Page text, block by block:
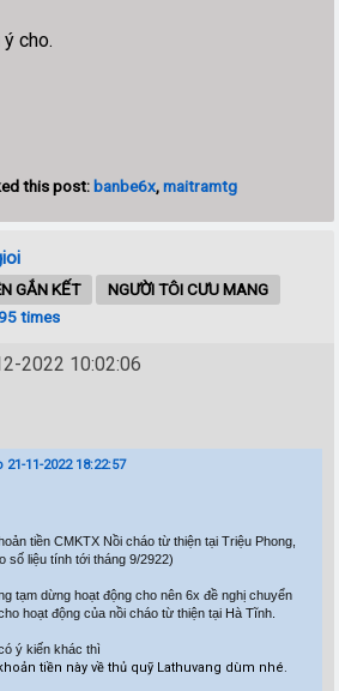
cho.
this post: banbe6x,maitramtg
GẮN KẾT
NGƯỜI TÔI CƯU MANG
times
2022 10:02:06
11-2022 18:22:57
tiền CMKTX Nồi cháo từ thiện tại Triệu Phong,
số liệu tính tới tháng 9/2922)
tạm dừng hoạt động cho nên 6x đề nghị chuyển
hoạt động của nồi cháo từ thiện tại Hà Tĩnh.
ý kiến khác thì
tiền này về thủ quỹ Lathuvang dùm nhé.